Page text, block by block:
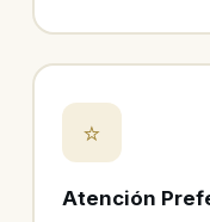
⭐
Atención